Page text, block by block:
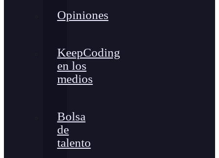
Opiniones
KeepCoding
en los
medios
Bolsa
de
talento